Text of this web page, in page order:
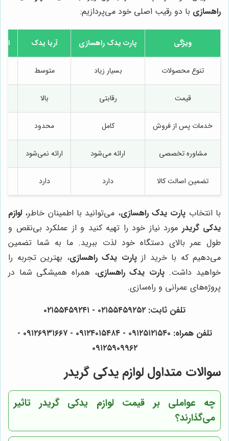
راهسازی با دو رقیب اصلی خود می‌پردازیم:
ویژگی پارت یدک راهسازی آریا یدک
تنوع محصولات بسیار زیاد متوسط
قیمت رقابتی بالا
خدمات پس از فروش کامل محدود
مشاوره تخصصی ارائه می‌شود ارائه نمی‌شود
تضمین اصالت کالا دارد دارد
با انتخاب پارت یدک راهسازی، می‌توانید با اطمینان خاطر، لوازم
یدکی گریدر مورد نیاز خود را تهیه کنید و از عملکرد بی‌نقص و
طول عمر بالای دستگاه خود لذت ببرید. ما به شما تضمین
می‌دهیم که با خرید ازپارت یدک راهسازی، بهترین تجربه را
خواهید داشت.پارت یدک راهسازی، همراه همیشگی شما در
پروژه‌های عمرانی و راه‌سازی.
تلفن ثابت: ۰۲۱۵۵۴۵۹۲۵۲ - ۰۲۱۵۵۴۵۹۲۴۱
تلفن همراه: ۰۹۱۲۵۱۲۱۵۴۰‌‌ - ۰۹۱۲۴۰۱۵۴۸۴ - ۰۹۱۲۶۹۳۱۶۶۷ -
۰۹۱۲۵۹۰۹۹۶۲
سوالات متداول لوازم یدکی گریدر
چه عواملی بر قیمت لوازم یدکی گریدر تاثیر
می‌گذارند؟